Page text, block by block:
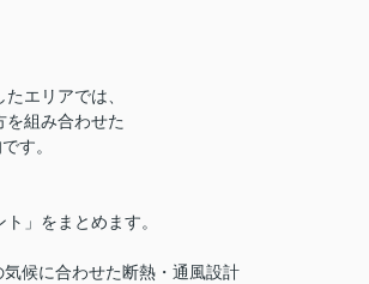
エリアでは、
を組み合わせた
す。
ト」をまとめます。
気候に合わせた断熱・通風設計